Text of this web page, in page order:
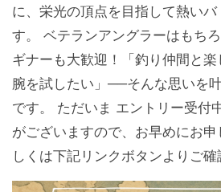
に、栄光の頂点を目指して熱いバ
す。 ベテランアングラーはもち
ギナーも大歓迎！「釣り仲間と
腕を試したい」──そんな思いを
です。 ただいま エントリー受付
がございますので、お早めにお
しくは下記リンクボタンよりご確